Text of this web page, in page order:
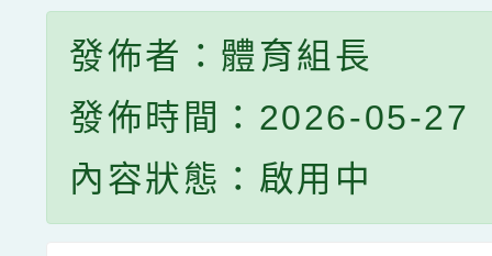
發佈者：體育組長
發佈時間：2026-05-27
內容狀態：啟用中